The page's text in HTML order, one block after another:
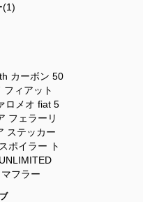
(1)
カーボン 50
フィアット
ロメオ fiat 5
フェラーリ
ステッカー
スポイラー
ト
UNLIMITED
マフラー